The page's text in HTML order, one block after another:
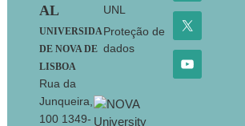
AL
UNIVERSIDA
DE NOVA DE
LISBOA
Rua da
Junqueira,
100 1349-
UNL
Proteção de
dados